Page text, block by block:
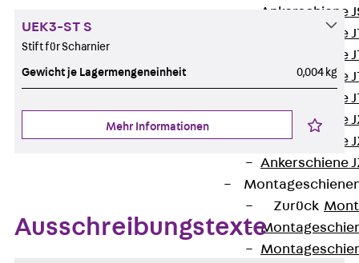
Ankerschiene
Ankerschiene
Ankerschiene
Ankerschiene
Ankerschiene
Ankerschiene
Ankerschiene
Ankerschiene
Zurück
UEK3-ST S
Stift für Scharnier
Gewicht je Lagermengeneinheit 0,004 kg
Mehr Informationen
Ausschreibungstexte